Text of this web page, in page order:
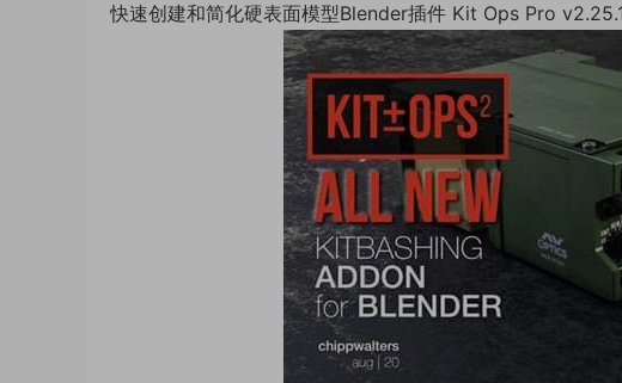
快速创建和简化硬表面模型Blender插件 Kit Ops Pro